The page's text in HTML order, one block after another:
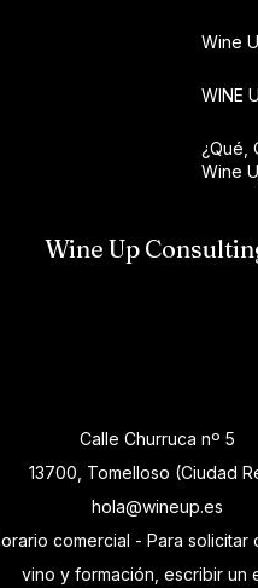
Wine
WINE
¿Qué,
Wine
Wine Up
Calle Churruca nº 5
13700, Tomelloso (Ciudad
hola@wineup.es
comercial - Para solicitar
vino y formación, escribir un